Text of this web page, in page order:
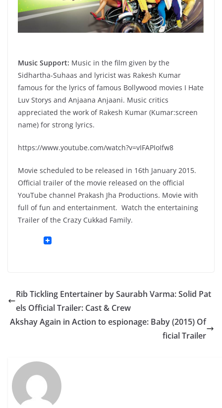
Music Support: Music in the film given by the
Sidhartha-Suhaas and lyricist was Rakesh Kumar
famous for the lyrics of famous Bollywood movies I Hate
Luv Storys and Anjaana Anjaani. Music critics
appreciated the work of Rakesh Kumar (Kumar:screen
name) for strong lyrics.
https://www.youtube.com/watch?v=vIFAPIoIfw8
Movie scheduled to be released in 16th January 2015.
Official trailer of the movie released on the official
YouTube channel Prakash Jha Productions. Movie with
full of fun and entertainment. Watch the entertaining
Trailer of the Crazy Cukkad Family.
Rib Tickling Entertainer by Saurabh Varma: Solid Pat
els Official Trailer: Cast & Crew
Akshay Again in Action to espionage: Baby (2015) Of
ficial Trailer